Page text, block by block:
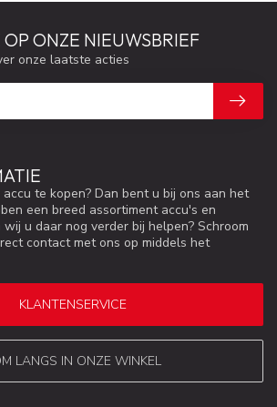
te kopen? Dan bent u bij ons aan het
een breed assortiment accu's en
wij u daar nog verder bij helpen? Schroom
contact met ons op middels het
KLANTENSERVICE
LANGS IN ONZE WINKEL
ONZE NIEUWSBRIEF
onze laatste acties